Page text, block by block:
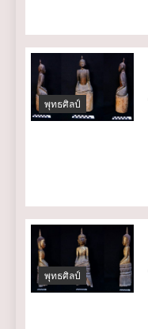
พุทธศิลป์
พุทธศิลป์